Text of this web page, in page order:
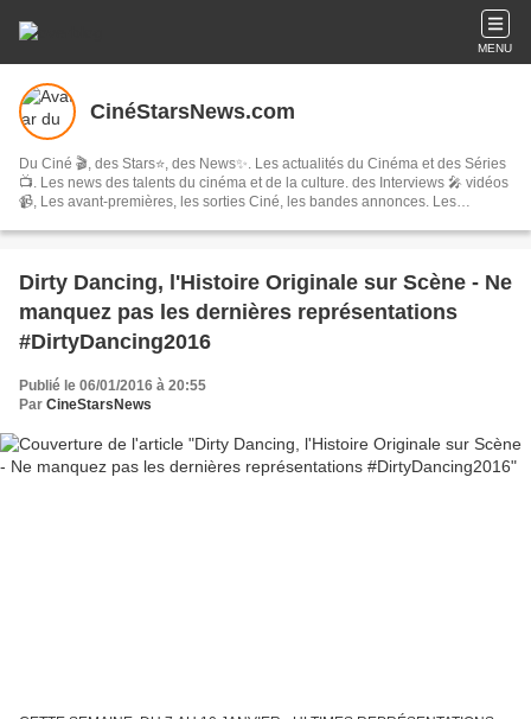
MENU
CinéStarsNews.com
Du Ciné 🎬, des Stars⭐, des News✨. Les actualités du Cinéma et des Séries
📺. Les news des talents du cinéma et de la culture. des Interviews 🎤 vidéos
📹, Les avant-premières, les sorties Ciné, les bandes annonces. Les
Dirty Dancing, l'Histoire Originale sur Scène - Ne
manquez pas les dernières représentations
#DirtyDancing2016
Publié le 06/01/2016 à 20:55
Par CineStarsNews